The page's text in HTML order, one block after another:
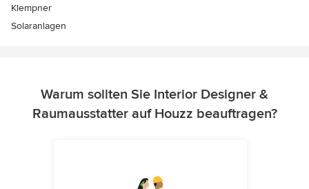
Klempner
Solaranlagen
Warum sollten Sie Interior Designer &
Raumausstatter auf Houzz beauftragen?